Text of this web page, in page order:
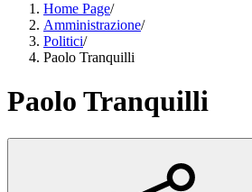
Home Page/
Amministrazione/
Politici/
Paolo Tranquilli
Paolo Tranquilli